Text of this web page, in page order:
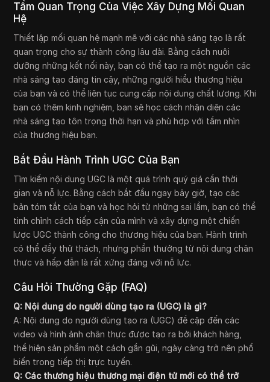
Tầm Quan Trọng Của Việc Xây Dựng Mối Quan
Hệ
Thiết lập mối quan hệ mạnh mẽ với các nhà sáng tạo là rất
quan trọng cho sự thành công lâu dài. Bằng cách nuôi
dưỡng những kết nối này, bạn có thể tạo ra một nguồn các
nhà sáng tạo đáng tin cậy, những người hiểu thương hiệu
của bạn và có thể liên tục cung cấp nội dung chất lượng. Khi
bạn có thêm kinh nghiệm, bạn sẽ học cách nhận diện các
nhà sáng tạo tôn trọng thời hạn và phù hợp với tầm nhìn
của thương hiệu bạn.
Bắt Đầu Hành Trình UGC Của Bạn
Tìm kiếm nội dung UGC là một quá trình quý giá cần thời
gian và nỗ lực. Bằng cách bắt đầu ngay bây giờ, tạo các
bản tóm tắt của bạn và học hỏi từ những sai lầm, bạn có thể
tinh chỉnh cách tiếp cận của mình và xây dựng một chiến
lược UGC thành công cho thương hiệu của bạn. Hành trình
có thể đầy thử thách, nhưng phần thưởng từ nội dung chân
thực và hấp dẫn là rất xứng đáng với nỗ lực.
Câu Hỏi Thường Gặp (FAQ)
Q: Nội dung do người dùng tạo ra (UGC) là gì?
A: Nội dung do người dùng tạo ra (UGC) đề cập đến các
video và hình ảnh chân thực được tạo ra bởi khách hàng,
thể hiện sản phẩm một cách gần gũi, ngày càng trở nên phổ
biến trong tiếp thị trực tuyến.
Q: Các thương hiệu thương mại điện tử mới có thể trở